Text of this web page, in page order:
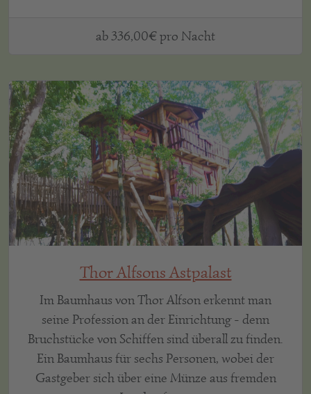
ab 336,00€ pro Nacht
Thor Alfsons Astpalast
Im Baumhaus von Thor Alfson erkennt man
seine Profession an der Einrichtung - denn
Bruchstücke von Schiffen sind überall zu finden.
Ein Baumhaus für sechs Personen, wobei der
Gastgeber sich über eine Münze aus fremden